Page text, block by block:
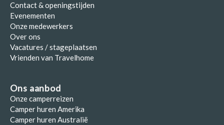
Contact & openingstijden
Evenementen
Onze medewerkers
Over ons
Vacatures / stageplaatsen
Vrienden van Travelhome
Ons aanbod
Onze camperreizen
Camper huren Amerika
Camper huren Australië